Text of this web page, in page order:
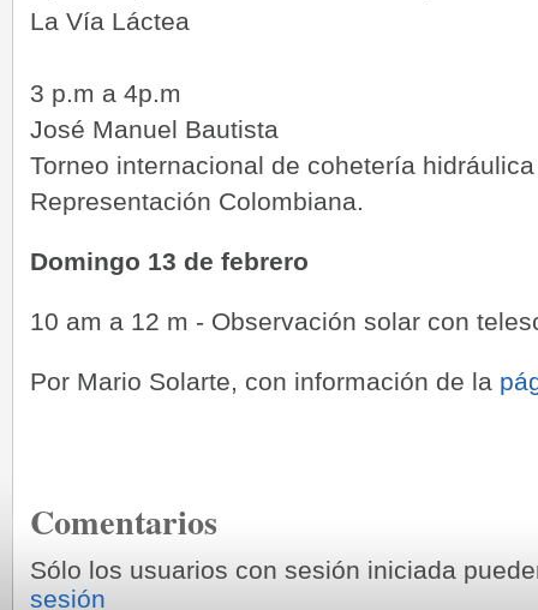
La Vía Láctea
3 p.m a 4p.m
José Manuel Bautista
Torneo internacional de cohetería
Representación Colombiana.
Domingo 13 de febrero
10 am a 12 m - Observación solar con
Por Mario Solarte, con información de la
Comentarios
Sólo los usuarios con sesión iniciada
sesión